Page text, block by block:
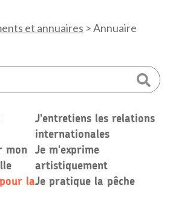
et annuaires >Annuaire
J'entretiens les relations
internationales
mon
Je m'exprime
artistiquement
laJe pratique la pêche